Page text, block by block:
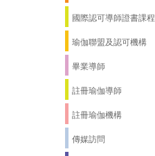
國際認可導師證書課程
瑜伽聯盟及認可機構
畢業導師
註冊瑜伽導師
註冊瑜伽機構
傳媒訪問